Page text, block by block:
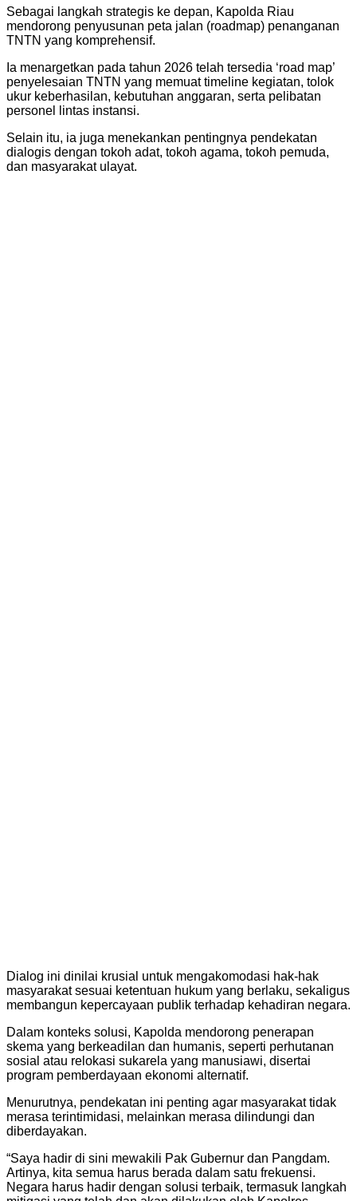
Sebagai langkah strategis ke depan, Kapolda Riau
mendorong penyusunan peta jalan (roadmap) penanganan
TNTN yang komprehensif.
Ia menargetkan pada tahun 2026 telah tersedia ‘road map’
penyelesaian TNTN yang memuat timeline kegiatan, tolok
ukur keberhasilan, kebutuhan anggaran, serta pelibatan
personel lintas instansi.
Selain itu, ia juga menekankan pentingnya pendekatan
dialogis dengan tokoh adat, tokoh agama, tokoh pemuda,
dan masyarakat ulayat.
Dialog ini dinilai krusial untuk mengakomodasi hak-hak
masyarakat sesuai ketentuan hukum yang berlaku, sekaligus
membangun kepercayaan publik terhadap kehadiran negara.
Dalam konteks solusi, Kapolda mendorong penerapan
skema yang berkeadilan dan humanis, seperti perhutanan
sosial atau relokasi sukarela yang manusiawi, disertai
program pemberdayaan ekonomi alternatif.
Menurutnya, pendekatan ini penting agar masyarakat tidak
merasa terintimidasi, melainkan merasa dilindungi dan
diberdayakan.
“Saya hadir di sini mewakili Pak Gubernur dan Pangdam.
Artinya, kita semua harus berada dalam satu frekuensi.
Negara harus hadir dengan solusi terbaik, termasuk langkah